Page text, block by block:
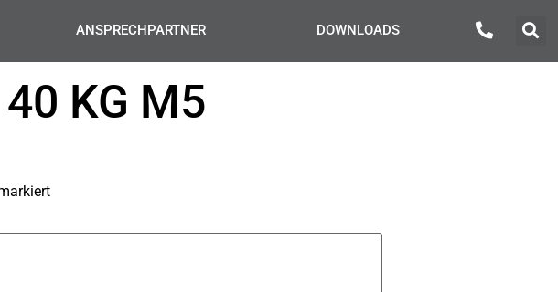
ANSPRECHPARTNER DOWNLOADS
KG M5